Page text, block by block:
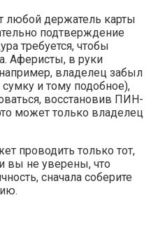
любой держатель карты
подтверждение
требуется, чтобы
Аферисты, в руки
владелец забыл
и тому подобное),
восстановив ПИН-
может только владелец
проводить только тот,
вы не уверены, что
сначала соберите